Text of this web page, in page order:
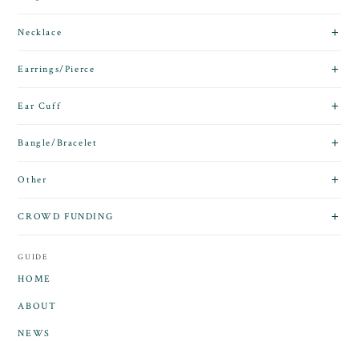
Necklace
Earrings/Pierce
Ear Cuff
Bangle/Bracelet
Other
CROWD FUNDING
GUIDE
HOME
ABOUT
NEWS